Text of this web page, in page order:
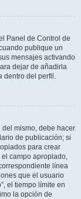
Panel de Control de
publique un
mensajes activando
dejar de añadirla
dentro del perfil.
mismo, debe hacer
de publicación; si
para crear
campo apropiado,
línea
que el usuario
el tiempo límite en
la opción de